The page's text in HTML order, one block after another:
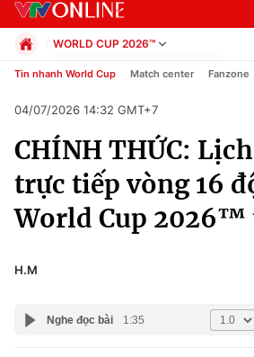
Chuyên mục
Chính trị
Xã hội
Pháp luật
Y tế
WORLD CUP 2026™
Chính trị
Pháp luật
Kinh tế
Thể thao
Truyền hình
Văn hóa - Giải trí
Tin nhanh World Cup Match center Fanzone
04/07/2026 14:32 GMT+7
CHÍNH THỨC:
trực tiếp vòng 16
World Cup 2026™
H.M
Nghe đọc bài 1:35